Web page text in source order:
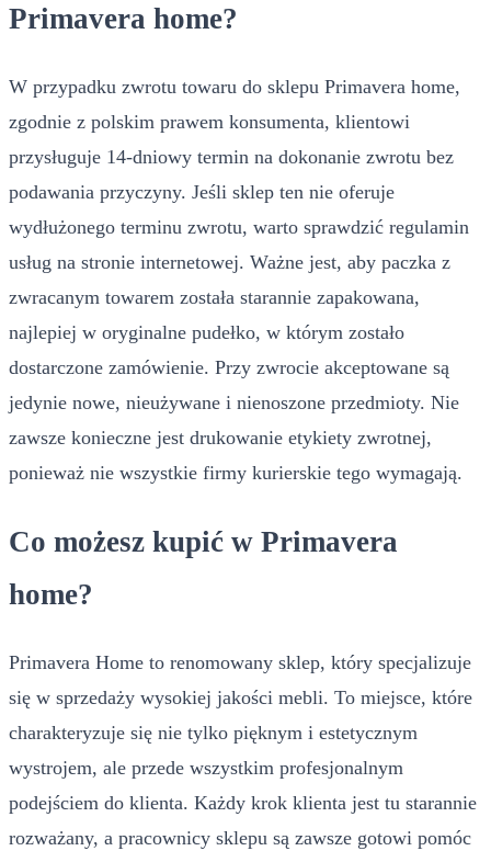
Primavera home?
W przypadku zwrotu towaru do sklepu Primavera home,
zgodnie z polskim prawem konsumenta, klientowi
przysługuje 14-dniowy termin na dokonanie zwrotu bez
podawania przyczyny. Jeśli sklep ten nie oferuje
wydłużonego terminu zwrotu, warto sprawdzić regulamin
usług na stronie internetowej. Ważne jest, aby paczka z
zwracanym towarem została starannie zapakowana,
najlepiej w oryginalne pudełko, w którym zostało
dostarczone zamówienie. Przy zwrocie akceptowane są
jedynie nowe, nieużywane i nienoszone przedmioty. Nie
zawsze konieczne jest drukowanie etykiety zwrotnej,
ponieważ nie wszystkie firmy kurierskie tego wymagają.
Co możesz kupić w Primavera
home?
Primavera Home to renomowany sklep, który specjalizuje
się w sprzedaży wysokiej jakości mebli. To miejsce, które
charakteryzuje się nie tylko pięknym i estetycznym
wystrojem, ale przede wszystkim profesjonalnym
podejściem do klienta. Każdy krok klienta jest tu starannie
rozważany, a pracownicy sklepu są zawsze gotowi pomóc